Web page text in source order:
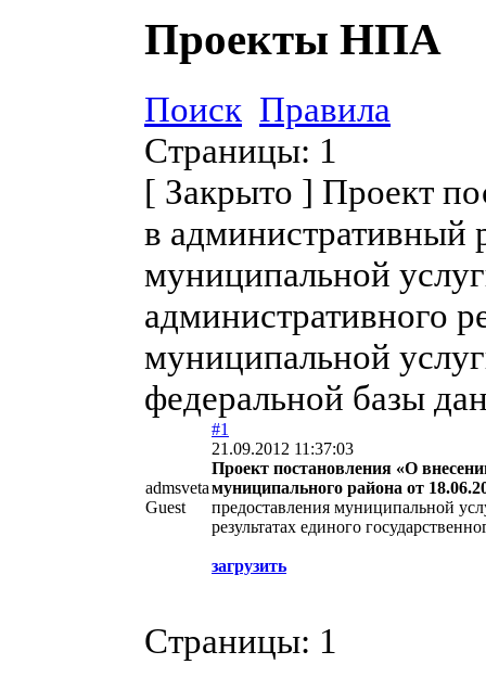
Проекты НПА
Поиск Правила
Страницы: 1
[ Закрыто ] Проект
в административный
муниципальной
административного
муниципальной
федеральной базы
admsveta
Guest
#1
21.09.2012 11:37:03
Проект постановления «О
муниципального района от
предоставления муниципальной
результатах единого
загрузить
Страницы: 1